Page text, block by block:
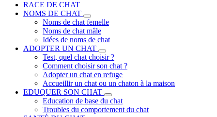
RACE DE CHAT
NOMS DE CHAT
Noms de chat femelle
Noms de chat mâle
Idées de noms de chat
ADOPTER UN CHAT
Test, quel chat choisir ?
Comment choisir son chat ?
Adopter un chat en refuge
Accueillir un chat ou un chaton à la maison
EDUQUER SON CHAT
Education de base du chat
Troubles du comportement du chat